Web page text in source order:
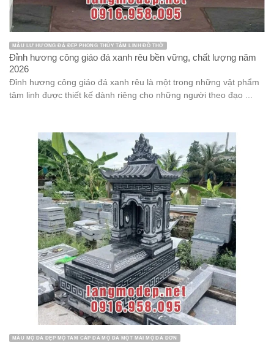
MẪU LƯ HƯƠNG ĐÁ ĐẸP PHONG THỦY TÂM LINH ĐỒ THỜ
Đỉnh hương công giáo đá xanh rêu bền vững, chất lượng năm
2026
Đỉnh hương công giáo đá xanh rêu là một trong những vật phẩm
tâm linh được thiết kế dành riêng cho những người theo đạo ...
MẪU MỘ ĐÁ ĐẸP MỘ TAM CẤP ĐÁ MỘ ĐÁ MỘT MÁI MỘ ĐÁ ĐƠN